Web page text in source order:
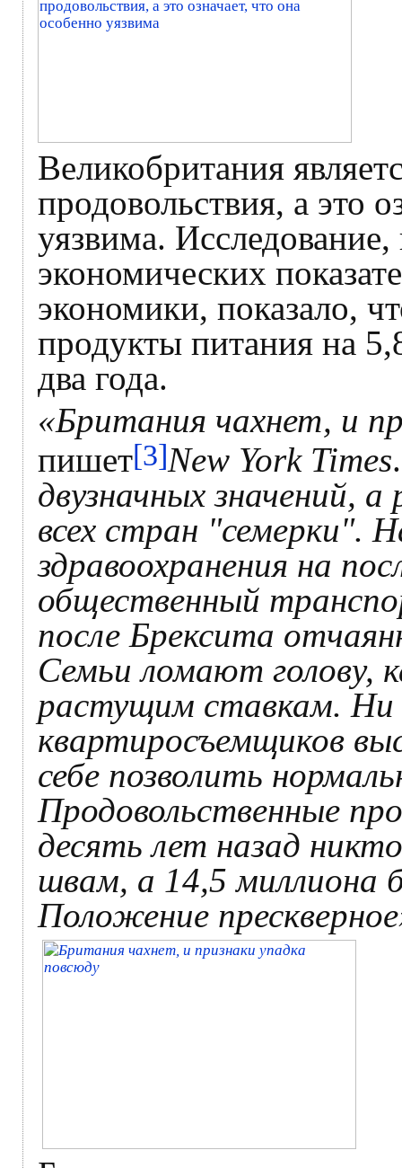
Великобритания
продовольствия, а это
уязвима.
экономических
экономики, показало,
продукты питания на
два года.
«Британия чахнет, и
пишет[3]New York Times
двузначных значений, а
всех стран "семерки".
здравоохранения на
общественный
после Брексита
Семьи ломают голову,
растущим ставкам. Ни
квартиросъемщиков
себе позволить
Продовольственные
десять лет назад
швам, а 14,5 миллиона
Положение